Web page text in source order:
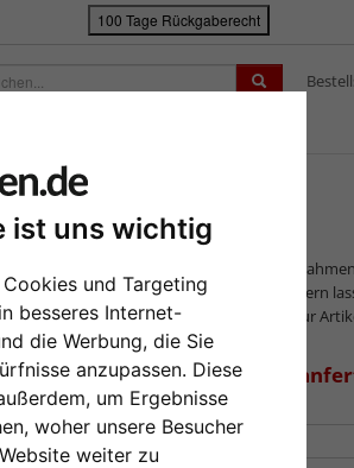
ist uns wichtig
und Targeting
besseres Internet-
die Werbung, die Sie
anzupassen. Diese
um Ergebnisse
woher unsere Besucher
weiter zu
100 Tage Rückgaberecht
Wandspiegel Boti
Da wir die
Hersteller ausliefern
eines Auftrags nur
möglich.
zur
Format wählen: